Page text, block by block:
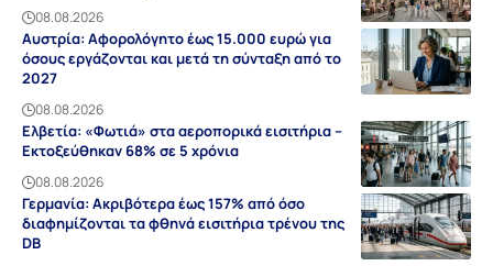
08.08.2026
Αυστρία: Αφορολόγητο έως 15.000 ευρώ για
όσους εργάζονται και μετά τη σύνταξη από το
2027
08.08.2026
Ελβετία: «Φωτιά» στα αεροπορικά εισιτήρια –
Εκτοξεύθηκαν 68% σε 5 χρόνια
08.08.2026
Γερμανία: Ακριβότερα έως 157% από όσο
διαφημίζονται τα φθηνά εισιτήρια τρένου της
DB